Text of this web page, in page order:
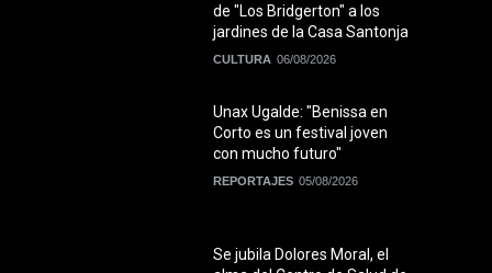
de "Los Bridgerton" a los
jardines de la Casa Santonja
CULTURA 06/08/2026
Unax Ugalde: "Benissa en
Corto es un festival joven
con mucho futuro"
REPORTAJES 05/08/2026
Se jubila Dolores Moral, el